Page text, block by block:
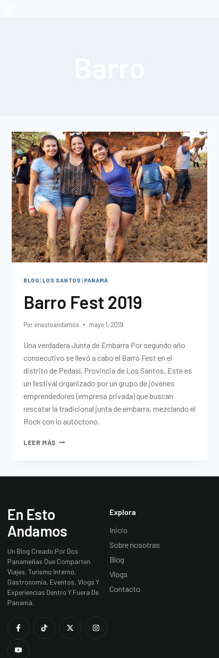
BLOG | LOS SANTOS | PANAMÁ
Barro Fest 2019
Por enestoandamos mayo 1, 2019
Una verdadera Junta de Embarra Por segundo año
consecutivo se llevó a cabo el Barro Fest en el
distrito de Pedasí, Provincia de Los Santos. Este es
un festival organizado por un grupo de jóvenes
emprendedores (empresa privada) que buscan
rescatar la tradicional junta de embarra, mezclando el
Rock con lo autóctono.
LEER MÁS
En Esto
Andamos
Un Blog Creado Por Dos
Panameñas Que Comparten
Viajes, Turismo Interno,
Gastronomía, Eventos, Vlogs Y
Experiencias Dentro Y Fuera De
Panamá.
Explora
Inicio
Sobre nosotras
Blog
Vlogs
Contacto